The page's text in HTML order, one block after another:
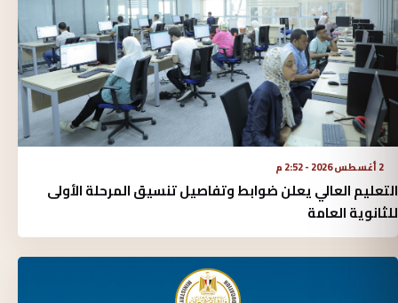
2 أغسطس 2026 - 2:52 م
التعليم العالي يعلن ضوابط وتفاصيل تنسيق المرحلة الأولى
للثانوية العامة